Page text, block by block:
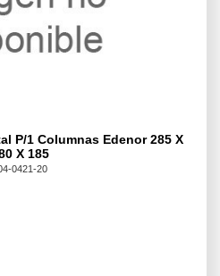
P/1 Columnas Edenor 285 X
X 185
0421-20